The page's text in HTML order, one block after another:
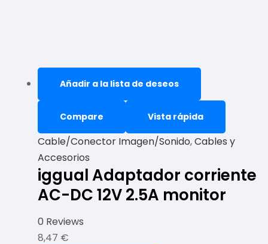
Añadir a la lista de deseos
Compare Vista rápida
Cable/Conector Imagen/Sonido,Cables y
Accesorios
iggual Adaptador corriente
AC-DC 12V 2.5A monitor
0 Reviews
8,47 €